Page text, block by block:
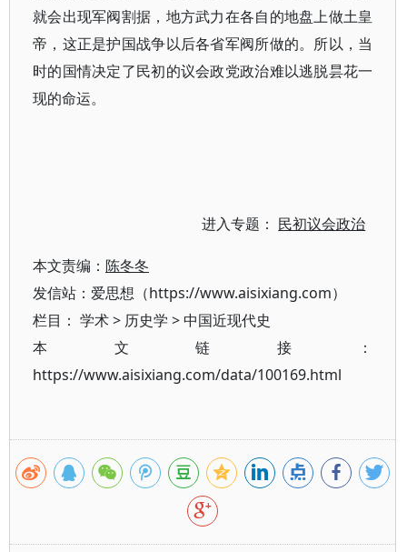
就会出现军阀割据，地方武力在各自的地盘上做土皇
帝，这正是护国战争以后各省军阀所做的。所以，当
时的国情决定了民初的议会政党政治难以逃脱昙花一
现的命运。
进入专题： 民初议会政治
本文责编： 陈冬冬
发信站：爱思想（https://www.aisixiang.com）
栏目： 学术> 历史学 >中国近现代史
本文链接：
https://www.aisixiang.com/data/100169.html